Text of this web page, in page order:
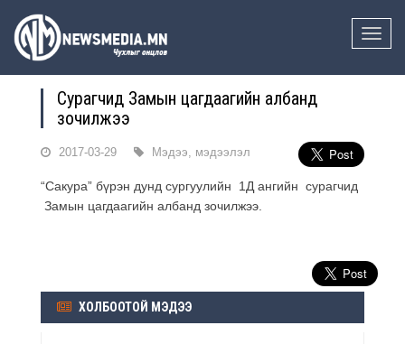
Toggle
Сурагчид Замын цагдаагийн албанд
зочилжээ
2017-03-29 Мэдээ, мэдээлэл
“Сакура” бүрэн дунд сургуулийн 1Д ангийн сурагчид
Замын цагдаагийн албанд зочилжээ.
ХОЛБООТОЙ МЭДЭЭ